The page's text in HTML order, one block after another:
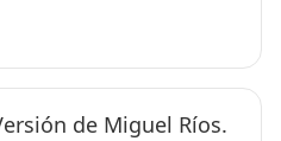
de Miguel Ríos.